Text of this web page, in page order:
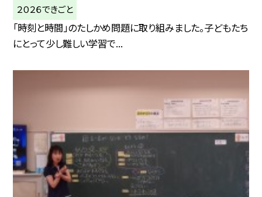
２０２６できごと
「時刻と時間」のたしかめ問題に取り組みました。子どもたち
にとって少し難しい学習で...